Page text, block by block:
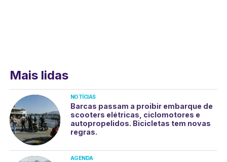
Mais lidas
NOTÍCIAS
Barcas passam a proibir embarque de
scooters elétricas, ciclomotores e
autopropelidos. Bicicletas tem novas
regras.
AGENDA